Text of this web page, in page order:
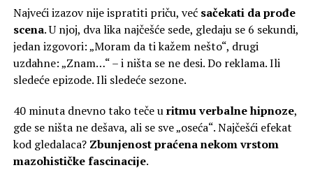
Najveći izazov nije ispratiti priču, već sačekati da prođe
scena. U njoj, dva lika najčešće sede, gledaju se 6 sekundi,
jedan izgovori: „Moram da ti kažem nešto“, drugi
uzdahne: „Znam…“ – i ništa se ne desi. Do reklama. Ili
sledeće epizode. Ili sledeće sezone.
40 minuta dnevno tako teče uritmu verbalne hipnoze,
gde se ništa ne dešava, ali se sve „oseća“. Najčešći efekat
kod gledalaca? Zbunjenost praćena nekom vrstom
mazohističke fascinacije.